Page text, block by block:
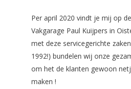
Per april 2020 vindt je mij op
Vakgarage Paul Kuijpers in
met deze servicegerichte
1992!) bundelen wij onze
om het de klanten gewoon
maken !